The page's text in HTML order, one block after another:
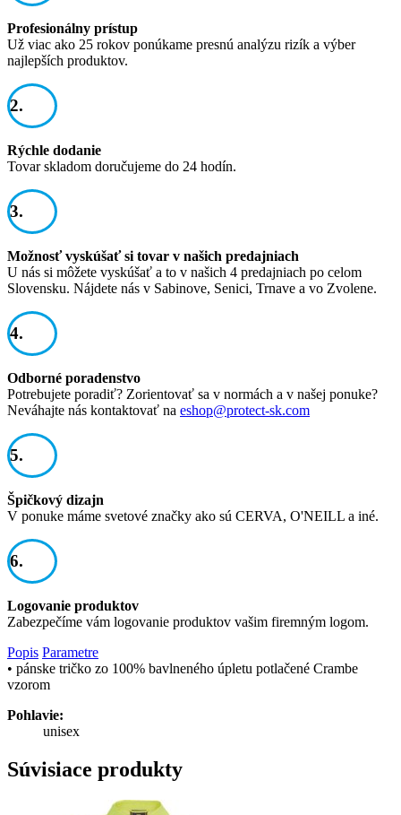
Profesionálny prístup
Už viac ako 25 rokov ponúkame presnú analýzu rizík a výber
najlepších produktov.
2.
Rýchle dodanie
Tovar skladom doručujeme do 24 hodín.
3.
Možnosť vyskúšať si tovar v našich predajniach
U nás si môžete vyskúšať a to v našich 4 predajniach po celom
Slovensku. Nájdete nás v Sabinove, Senici, Trnave a vo Zvolene.
4.
Odborné poradenstvo
Potrebujete poradiť? Zorientovať sa v normách a v našej ponuke?
Neváhajte nás kontaktovať na eshop@protect-sk.com
5.
Špičkový dizajn
V ponuke máme svetové značky ako sú CERVA, O'NEILL a iné.
6.
Logovanie produktov
Zabezpečíme vám logovanie produktov vašim firemným logom.
Popis Parametre
• pánske tričko zo 100% bavlneného úpletu potlačené Crambe
vzorom
Pohlavie:
unisex
Súvisiace produkty